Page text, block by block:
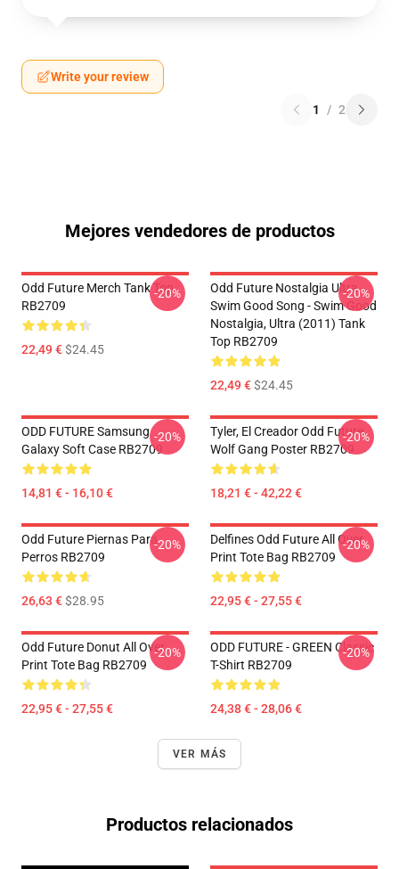
Write your review
1 / 2
Mejores vendedores de productos
Odd Future Merch Tank Top
RB2709
22,49 €$24.45
-20%
Odd Future Nostalgia Ultra -
Swim Good Song - Swim Good
Nostalgia, Ultra (2011) Tank
Top RB2709
22,49 €$24.45
-20%
ODD FUTURE Samsung
Galaxy Soft Case RB2709
14,81 € - 16,10 €
-20%
Tyler, El Creador Odd Future
Wolf Gang Poster RB2709
18,21 € - 42,22 €
-20%
Odd Future Piernas Para
Perros RB2709
26,63 €$28.95
-20%
Delfines Odd Future All Over
Print Tote Bag RB2709
22,95 € - 27,55 €
-20%
Odd Future Donut All Over
Print Tote Bag RB2709
22,95 € - 27,55 €
-20%
ODD FUTURE - GREEN Classic
T-Shirt RB2709
24,38 € - 28,06 €
-20%
VER MÁS
Productos relacionados